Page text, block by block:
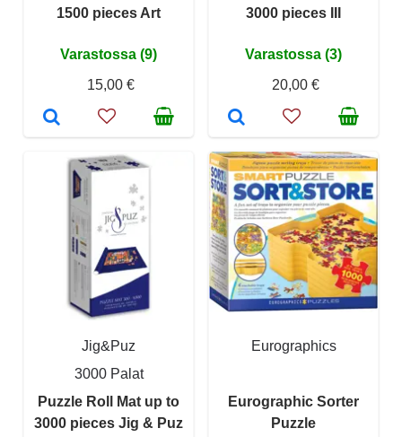
1500 pieces Art
Varastossa (9)
15,00 €
3000 pieces III
Varastossa (3)
20,00 €
Jig&Puz
3000 Palat
Puzzle Roll Mat up to
3000 pieces Jig & Puz
Eurographics
Eurographic Sorter
Puzzle